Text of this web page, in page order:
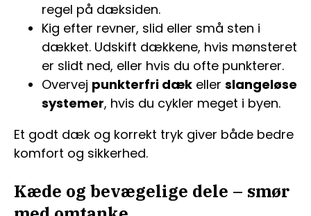
regel på dæksiden.
Kig efter revner, slid eller små sten i
dækket. Udskift dækkene, hvis mønsteret
er slidt ned, eller hvis du ofte punkterer.
Overvej punkterfri dæk eller slangeløse
systemer, hvis du cykler meget i byen.
Et godt dæk og korrekt tryk giver både bedre
komfort og sikkerhed.
Kæde og bevægelige dele – smør